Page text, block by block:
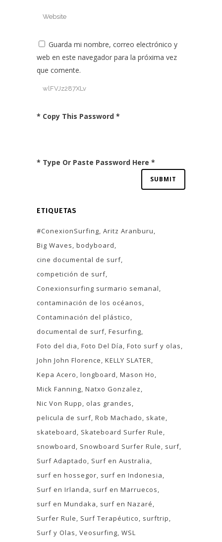
Guarda mi nombre, correo electrónico y
web en este navegador para la próxima vez
que comente.
* Copy This Password *
* Type Or Paste Password Here *
ETIQUETAS
#ConexionSurfing Aritz Aranburu
Big Waves bodyboard
cine documental de surf
competición de surf
Conexionsurfing surmario semanal
contaminación de los océanos
Contaminación del plástico
documental de surf Fesurfing
Foto del dia Foto Del Día Foto surf y olas
John John Florence KELLY SLATER
Kepa Acero longboard Mason Ho
Mick Fanning Natxo Gonzalez
Nic Von Rupp
olas grandes
pelicula de surf Rob Machado
skate
skateboard
Skateboard Surfer Rule
snowboard
Snowboard Surfer Rule
surf
Surf Adaptado
Surf en Australia
surf en hossegor surf en Indonesia
Surf en Irlanda
surf en Marruecos
surf en Mundaka
surf en Nazaré
Surfer Rule
Surf Terapéutico
surftrip
Surf y Olas Veosurfing WSL